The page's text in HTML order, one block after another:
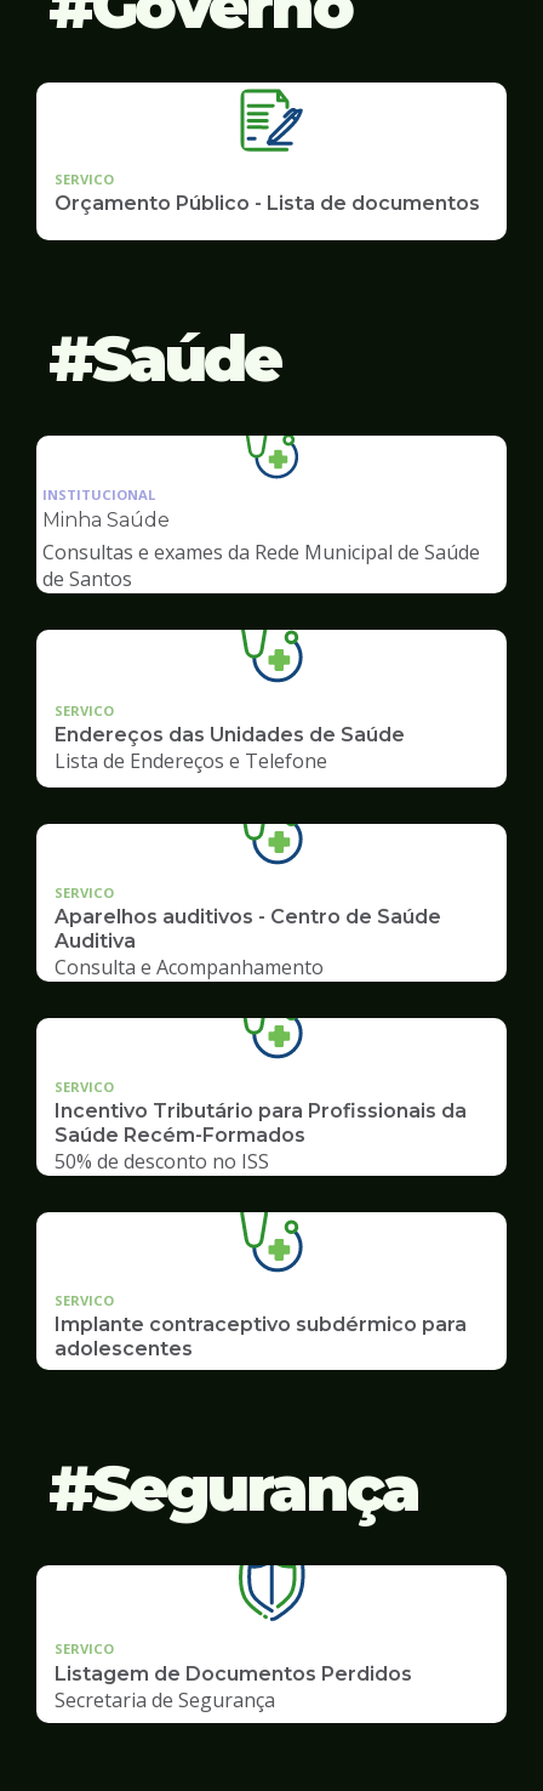
SERVICO
Orçamento Público - Lista de documentos
Saúde
Ilustração
da
de
Saúde
INSTITUCIONAL
Minha Saúde
Consultas e exames da Rede Municipal de Saúde
de Santos
SERVICO
Endereços das Unidades de Saúde
Lista de Endereços e Telefone
SERVICO
Aparelhos auditivos - Centro de Saúde
Auditiva
Consulta e Acompanhamento
SERVICO
Incentivo Tributário para Profissionais da
Saúde Recém-Formados
50% de desconto no ISS
SERVICO
Implante contraceptivo subdérmico para
adolescentes
Segurança
SERVICO
Listagem de Documentos Perdidos
Secretaria de Segurança